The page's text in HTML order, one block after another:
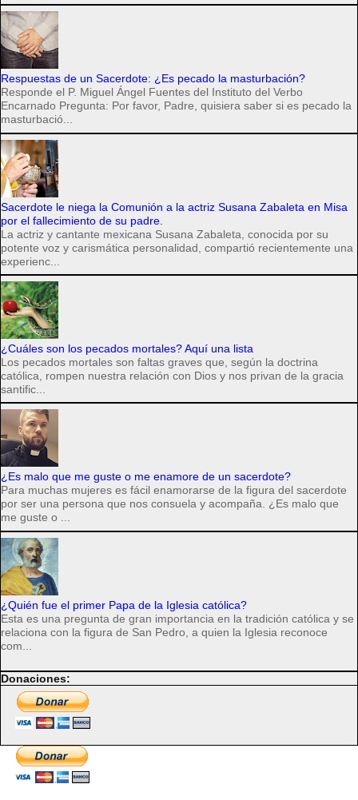
Respuestas de un Sacerdote: ¿Es pecado la masturbación?
Responde el P. Miguel Ángel Fuentes del Instituto del Verbo
Encarnado Pregunta: Por favor, Padre, quisiera saber si es pecado la
masturbació...
Sacerdote le niega la Comunión a la actriz Susana Zabaleta en Misa
por el fallecimiento de su padre.
La actriz y cantante mexicana Susana Zabaleta, conocida por su
potente voz y carismática personalidad, compartió recientemente una
experienc...
¿Cuáles son los pecados mortales? Aquí una lista
Los pecados mortales son faltas graves que, según la doctrina
católica, rompen nuestra relación con Dios y nos privan de la gracia
santific...
¿Es malo que me guste o me enamore de un sacerdote?
Para muchas mujeres es fácil enamorarse de la figura del sacerdote
por ser una persona que nos consuela y acompaña. ¿Es malo que
me guste o ...
¿Quién fue el primer Papa de la Iglesia católica?
Esta es una pregunta de gran importancia en la tradición católica y se
relaciona con la figura de San Pedro, a quien la Iglesia reconoce
com...
Donaciones: